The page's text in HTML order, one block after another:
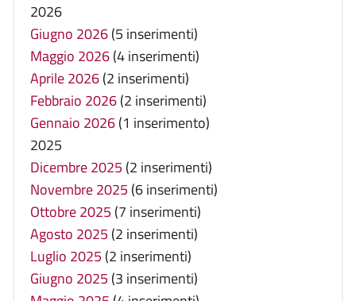
2026
Giugno 2026(5 inserimenti)
Maggio 2026(4 inserimenti)
Aprile 2026(2 inserimenti)
Febbraio 2026(2 inserimenti)
Gennaio 2026(1 inserimento)
2025
Dicembre 2025 (2 inserimenti)
Novembre 2025 (6 inserimenti)
Ottobre 2025 (7 inserimenti)
Agosto 2025 (2 inserimenti)
Luglio 2025 (2 inserimenti)
Giugno 2025 (3 inserimenti)